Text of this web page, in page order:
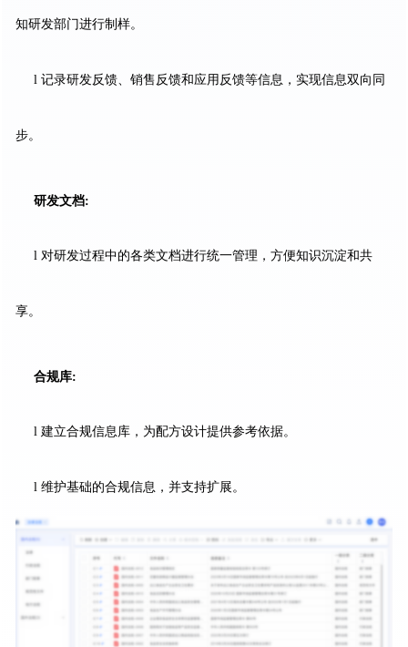
知研发部门进行制样。
l 记录研发反馈、销售反馈和应用反馈等信息，实现信息双向同
步。
研发文档:
l 对研发过程中的各类文档进行统一管理，方便知识沉淀和共
享。
合规库:
l 建立合规信息库，为配方设计提供参考依据。
l 维护基础的合规信息，并支持扩展。